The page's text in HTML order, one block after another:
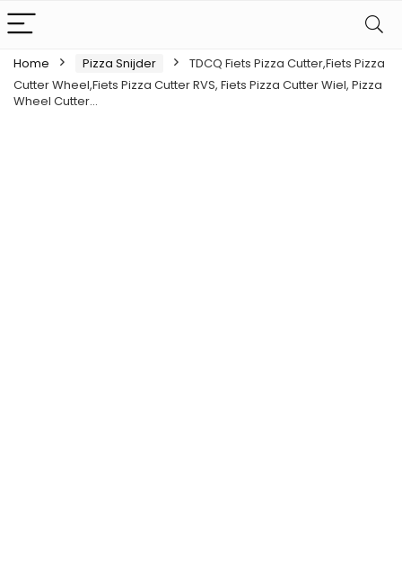
Home Pizza Snijder
TDCQ Fiets Pizza Cutter,Fiets Pizza
Cutter Wheel,Fiets Pizza Cutter RVS, Fiets Pizza Cutter Wiel, Pizza
Wheel Cutter…